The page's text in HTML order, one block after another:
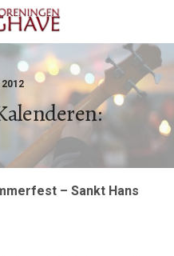
2012
– Sankt Hans